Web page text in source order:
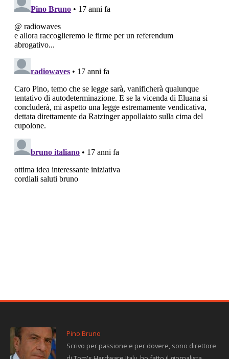
Pino Bruno
Scrivo per passione e per dovere, sono direttore